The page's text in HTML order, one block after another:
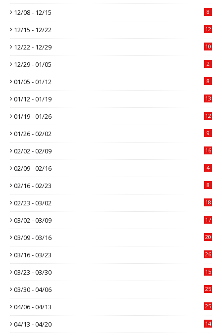
12/08 - 12/15 8
12/15 - 12/22 12
12/22 - 12/29 10
12/29 - 01/05 2
01/05 - 01/12 8
01/12 - 01/19 13
01/19 - 01/26 12
01/26 - 02/02 9
02/02 - 02/09 16
02/09 - 02/16 4
02/16 - 02/23 8
02/23 - 03/02 18
03/02 - 03/09 17
03/09 - 03/16 20
03/16 - 03/23 26
03/23 - 03/30 15
03/30 - 04/06 25
04/06 - 04/13 25
04/13 - 04/20 14